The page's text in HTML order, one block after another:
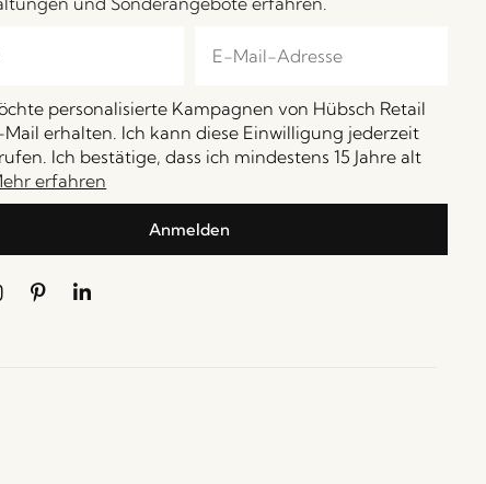
personalisierte Kampagnen von Hübsch Retail
Mail erhalten. Ich kann diese Einwilligung jederzeit
Ich bestätige, dass ich mindestens 15 Jahre alt
erfahren
Anmelden